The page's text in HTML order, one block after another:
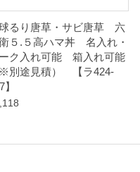
るり唐草・サビ唐草 六
５.５高ハマ丼 名入れ・
ク入れ可能 箱入れ可能
※別途見積） 【ラ424-